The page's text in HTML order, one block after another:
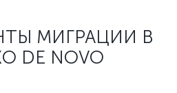
МИГРАЦИИ В
DE NOVO